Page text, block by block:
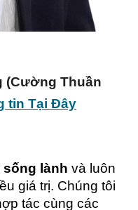
(Cường Thuần
tin Tại Đây
sống lành và luôn
giá trị. Chúng tôi
tác cùng các